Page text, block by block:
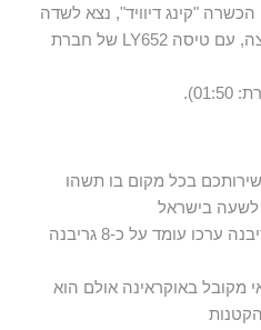
"קינג דיוויד", נצא לשדה
התעופה בוריספול בדרכנו ארצה, עם טיסה LY652 של חברת
בכל מקום בו תשהו
לשעה בישראל
המטבע המקומי הוא גריבנה ערכו עומד על כ-8 גריבנה
מקובל באוקראינה אולם הוא